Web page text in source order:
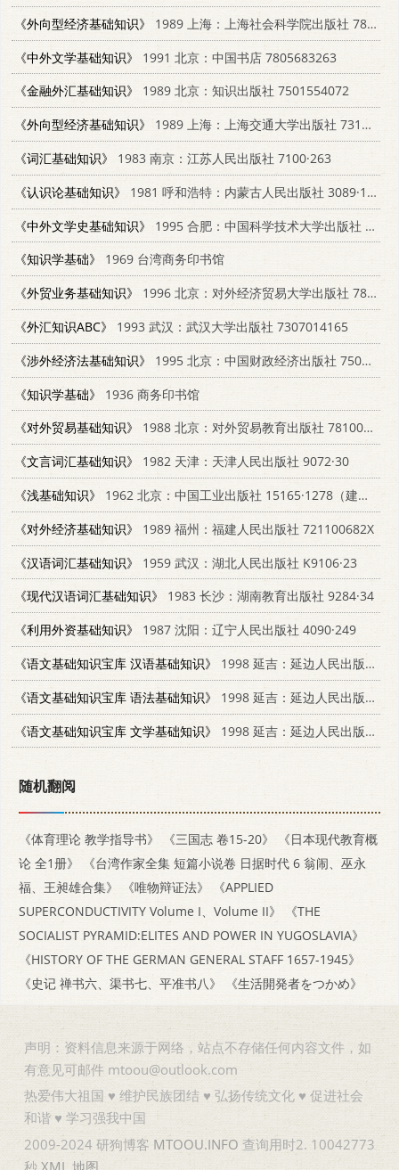
《外向型经济基础知识》
1989 上海：上海社会科学院出版社 7805153396
《中外文学基础知识》
1991 北京：中国书店 7805683263
《金融外汇基础知识》
1989 北京：知识出版社 7501554072
《外向型经济基础知识》
1989 上海：上海交通大学出版社 7313004001
《词汇基础知识》
1983 南京：江苏人民出版社 7100·263
《认识论基础知识》
1981 呼和浩特：内蒙古人民出版社 3089·192
《中外文学史基础知识》 1995 合肥：中国科学技术大学出版社 7312006280
《知识学基础》
1969 台湾商务印书馆
《外贸业务基础知识》
1996 北京：对外经济贸易大学出版社 7810007920
《外汇知识ABC》
1993 武汉：武汉大学出版社 7307014165
《涉外经济法基础知识》
1995 北京：中国财政经济出版社 7500527918
《知识学基础》
1936 商务印书馆
《对外贸易基础知识》
1988 北京：对外贸易教育出版社 7810001523
《文言词汇基础知识》
1982 天津：天津人民出版社 9072·30
《浅基础知识》
1962 北京：中国工业出版社 15165·1278（建工165）
《对外经济基础知识》
1989 福州：福建人民出版社 721100682X
《汉语词汇基础知识》
1959 武汉：湖北人民出版社 K9106·23
《现代汉语词汇基础知识》
1983 长沙：湖南教育出版社 9284·34
《利用外资基础知识》
1987 沈阳：辽宁人民出版社 4090·249
《语文基础知识宝库 汉语基础知识》
1998 延吉：延边人民出版社 7805997934
《语文基础知识宝库 语法基础知识》
1998 延吉：延边人民出版社 7805997934
《语文基础知识宝库 文学基础知识》
1998 延吉：延边人民出版社 7805997934
随机翻阅
《体育理论 教学指导书》 《三国志 卷15-20》
《日本现代教育概
论 全1册》
《台湾作家全集 短篇小说卷 日据时代 6 翁闹、巫永
福、王昶雄合集》
《唯物辩证法》
《APPLIED
SUPERCONDUCTIVITY Volume I、Volume II》
《THE
SOCIALIST PYRAMID:ELITES AND POWER IN YUGOSLAVIA》
《HISTORY OF THE GERMAN GENERAL STAFF 1657-1945》
《史记 禅书六、渠书七、平准书八》
《生活開発者をつかめ》
声明：资料信息来源于网络，站点不存储任何内容文件，如
有意见可邮件 mtoou@outlook.com
热爱伟大祖国 ♥ 维护民族团结 ♥ 弘扬传统文化 ♥ 促进社会
和谐 ♥ 学习强我中国
2009-2024 研狗博客 MTOOU.INFO 查询用时2. 10042773
秒 XML 地图